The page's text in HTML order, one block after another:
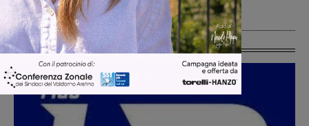
Cronaca 6 Agosto 2026
Ultime Calcio